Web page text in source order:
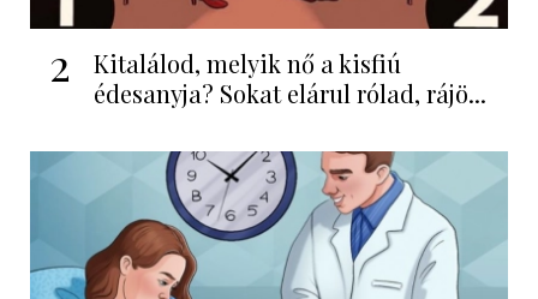
2
Kitalálod, melyik nő a kisfiú
édesanyja? Sokat elárul rólad, rájö...